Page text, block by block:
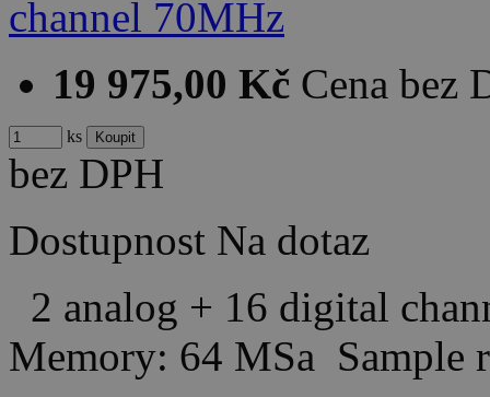
19 975,00 Kč Cena bez
ks
bez DPH
Dostupnost Na dotaz
2 analog + 16 digital
Memory: 64 MSa Sample